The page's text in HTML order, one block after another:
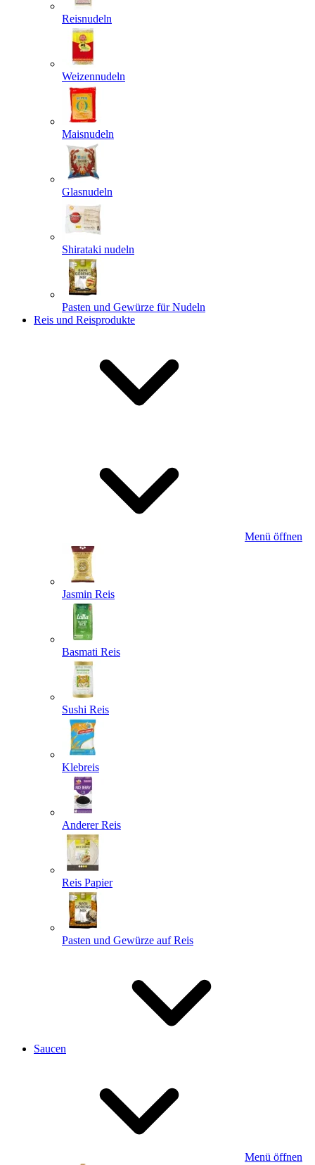
Reisnudeln
Weizennudeln
Maisnudeln
Glasnudeln
Shirataki nudeln
Pasten und Gewürze für Nudeln
Reis und Reisprodukte
Menü öffnen
Jasmin Reis
Basmati Reis
Sushi Reis
Klebreis
Anderer Reis
Reis Papier
Pasten und Gewürze auf Reis
Saucen
Menü öffnen